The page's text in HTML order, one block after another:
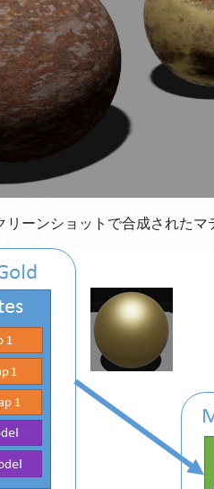
リーンショットで合成された